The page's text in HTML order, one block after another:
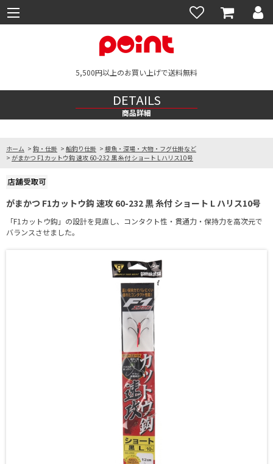
5,500円以上のお買い上げで送料無料
DETAILS
商品詳細
ホーム > 鈎・仕掛 > 船釣り仕掛 > 根魚・深場・大物・フグ仕掛など
> がまかつ F1カットウ鈎 速攻 60-232 黒 糸付 ショート L ハリス10号
がまかつ F1カットウ鈎 速攻 60-232 黒 糸付 ショート L ハリス10号
「F1カットウ鈎」の設計を見直し、コンタクト性・貫通力・保持力を高次元で
バランスさせました。